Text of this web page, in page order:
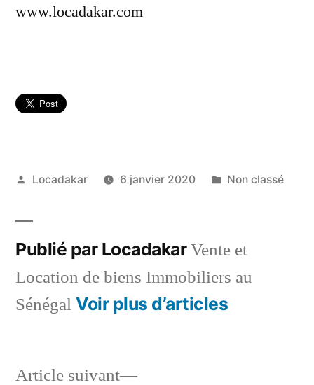
www.locadakar.com
Publié
Locadakar 6 janvier 2020
Publié
Non classé
Publié par LocadakarVente et
Location de biens Immobiliers au
Sénégal Voir plus d’articles
Article suivant
Article